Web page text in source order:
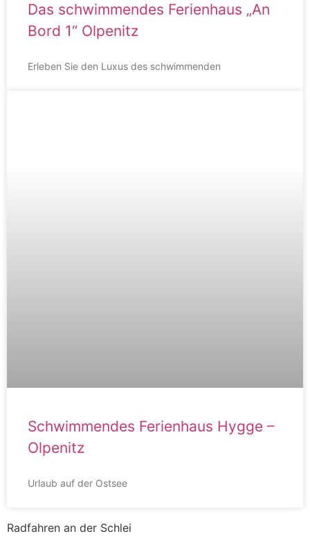
Das schwimmendes Ferienhaus „An
Bord 1“ Olpenitz
Erleben Sie den Luxus des schwimmenden
Schwimmendes Ferienhaus Hygge –
Olpenitz
Urlaub auf der Ostsee
Radfahren an der Schlei